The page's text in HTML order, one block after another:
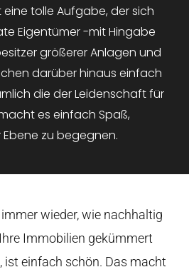
eine tolle Aufgabe, der sich
Eigentümer -mit Hingabe
größerer Anlagen und
darüber hinaus einfach
die der Leidenschaft für
es einfach Spaß,
zu begegnen.
wieder, wie nachhaltig
Immobilien gekümmert
ist einfach schön. Das macht